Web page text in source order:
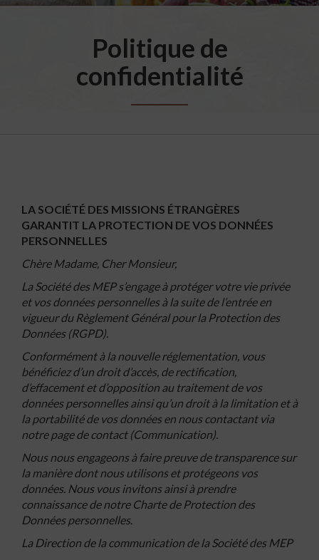
Politique de
confidentialité
LA SOCIÉTÉ DES MISSIONS ÉTRANGÈRES
GARANTIT LA PROTECTION DE VOS DONNÉES
PERSONNELLES
Chère Madame, Cher Monsieur,
La Société des MEP s’engage à protéger votre vie privée
et vos données personnelles à la suite de l’entrée en
vigueur du Règlement Général pour la Protection des
Données (RGPD).
Conformément à la nouvelle réglementation, vous
bénéficiez d’un droit d’accès, de rectification,
d’effacement et d’opposition au traitement de vos
données personnelles ainsi qu’un droit à la limitation et à
la portabilité de vos données en nous contactant via
notre page de contact (Communication).
Nous nous engageons à faire preuve de transparence sur
la manière dont nous utilisons et protégeons vos
données. Nous vous invitons ainsi à prendre
connaissance de notre Charte de Protection des
Données personnelles.
La Direction de la communication de la Société des MEP